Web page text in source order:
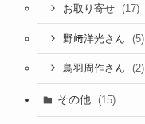
お取り寄せ (17)
野﨑洋光さん (5)
鳥羽周作さん (2)
その他 (15)